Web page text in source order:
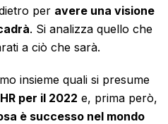
per avere una visione
. Si analizza quello che
a ciò che sarà.
insieme quali si presume
per il 2022 e, prima però,
è successo nel mondo